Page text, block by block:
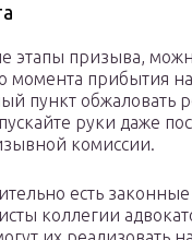
этапы призыва,
момента прибытия на
пункт обжаловать
руки даже
комиссии.
есть
коллегии